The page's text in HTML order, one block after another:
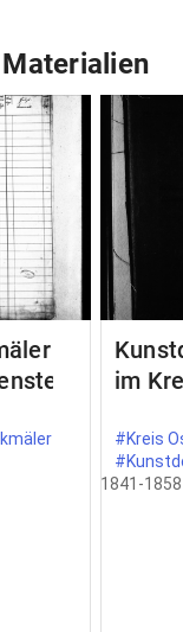
im
#Kreis
1841-1858